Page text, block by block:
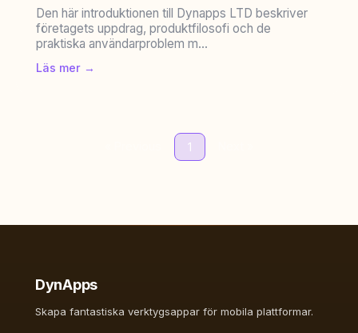
Den här introduktionen till Dynapps LTD beskriver
företagets uppdrag, produktfilosofi och de
praktiska användarproblem m...
Läs mer →
1
DynApps
Skapa fantastiska verktygsappar för mobila plattformar.